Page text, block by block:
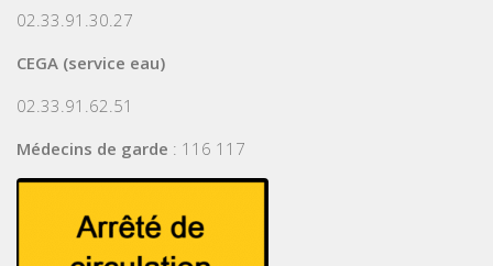
02.33.91.30.27
CEGA (service eau)
02.33.91.62.51
Médecins de garde : 116 117